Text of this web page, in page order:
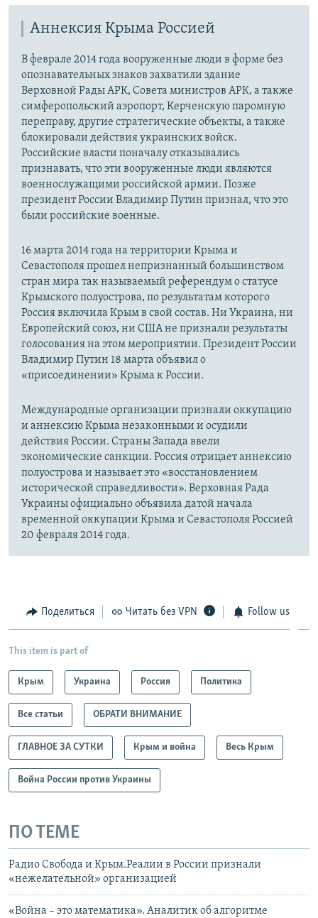
Аннексия Крыма Россией
В феврале 2014 года вооруженные люди в форме без
опознавательных знаков захватили здание
Верховной Рады АРК, Совета министров АРК, а также
симферопольский аэропорт, Керченскую паромную
переправу, другие стратегические объекты, а также
блокировали действия украинских войск.
Российские власти поначалу отказывались
признавать, что эти вооруженные люди являются
военнослужащими российской армии. Позже
президент России Владимир Путин признал, что это
были российские военные.
16 марта 2014 года на территории Крыма и
Севастополя прошел непризнанный большинством
стран мира так называемый референдум о статусе
Крымского полуострова, по результатам которого
Россия включила Крым в свой состав. Ни Украина, ни
Европейский союз, ни США не признали результаты
голосования на этом мероприятии. Президент России
Владимир Путин 18 марта объявил о
«присоединении» Крыма к России.
Международные организации признали оккупацию
и аннексию Крыма незаконными и осудили
действия России. Страны Запада ввели
экономические санкции. Россия отрицает аннексию
полуострова и называет это «восстановлением
исторической справедливости». Верховная Рада
Украины официально объявила датой начала
временной оккупации Крыма и Севастополя Россией
20 февраля 2014 года.
Поделиться Читать без VPN Follow us
This item is part of
Крым Украина Россия Политика
Все статьи ОБРАТИ ВНИМАНИЕ
ГЛАВНОЕ ЗА СУТКИ Крым и война Весь Крым
Война России против Украины
ПО ТЕМЕ
Радио Свобода и Крым.Реалии в России признали
«нежелательной» организацией
«Война – это математика». Аналитик об алгоритме